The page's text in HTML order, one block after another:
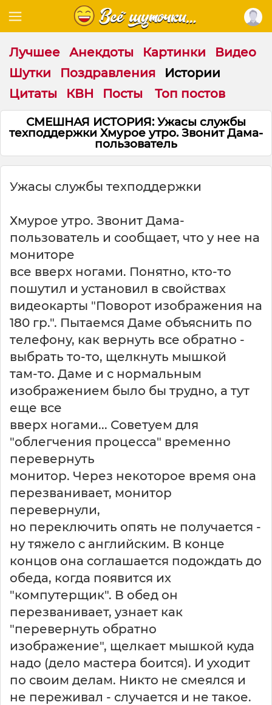
Лучшее Анекдоты Картинки
Видео
Шутки
Поздравления
Истории
Цитаты
КВН Посты Топ постов
СМЕШНАЯ ИСТОРИЯ: Ужасы службы
техподдержки Хмурое утро. Звонит Дама-
пользователь
Ужасы службы техподдержки
Хмурое утро. Звонит Дама-
пользователь и сообщает, что у нее на
мониторе
все вверх ногами. Понятно, кто-то
пошутил и установил в свойствах
видеокарты "Поворот изображения на
180 гр.". Пытаемся Даме объяснить по
телефону, как вернуть все обратно -
выбрать то-то, щелкнуть мышкой
там-то. Даме и с нормальным
изображением было бы трудно, а тут
еще все
вверх ногами... Советуем для
"облегчения процесса" временно
перевернуть
монитор. Через некоторое время она
перезванивает, монитор
перевернули,
но переключить опять не получается -
ну тяжело с английским. В конце
концов она соглашается подождать до
обеда, когда появится их
"компутерщик". В обед он
перезванивает, узнает как
"перевернуть обратно
изображение", щелкает мышкой куда
надо (дело мастера боится). И уходит
по своим делам. Никто не смеялся и
не переживал - случается и не такое.